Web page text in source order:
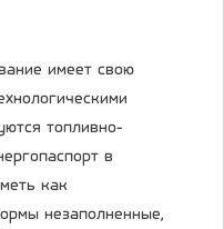
имеет свою
топливно-
в
как
незаполненные,